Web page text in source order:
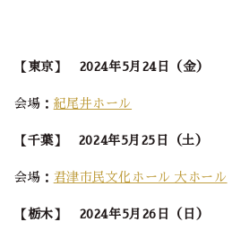
【東京】 2024年5月24日（金）
会場： 紀尾井ホール
【千葉】 2024年5月25日（土）
会場： 君津市民文化ホール 大ホール
【栃木】 2024年5月26日（日）